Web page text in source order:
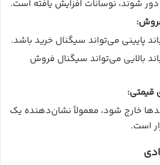
دور شوند، نوسانات افزایش یافته است.
پایینی می‌تواند سیگنال خرید باشد.
بالایی می‌تواند سیگنال فروش
خارج شود، معمولاً نشان‌دهنده یک
است.